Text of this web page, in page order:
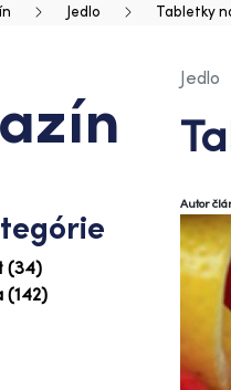
Jedlo Tabletky
(34)
(142)
Jedlo
Autor